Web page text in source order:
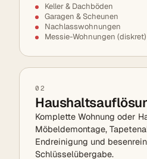
Keller & Dachböden
Garagen & Scheunen
Nachlasswohnungen
Messie-Wohnungen (diskret)
02
Komplette Wohnung oder
Möbeldemontage,
Endreinigung und
Schlüsselübergabe.